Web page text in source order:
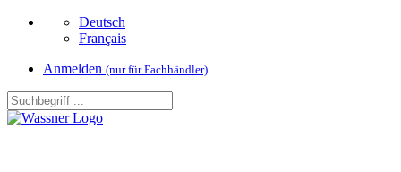
Deutsch
Français
Anmelden (nur für Fachhändler)